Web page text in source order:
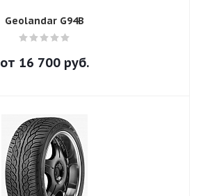
Geolandar G94B
от 16 700 руб.